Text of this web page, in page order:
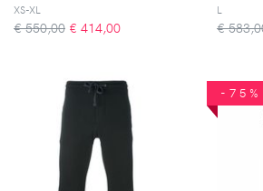
XS-XL
€ 550,00 € 414,00
L
€
-75%